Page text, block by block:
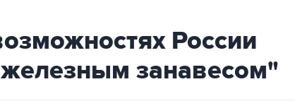
России
занавесом"